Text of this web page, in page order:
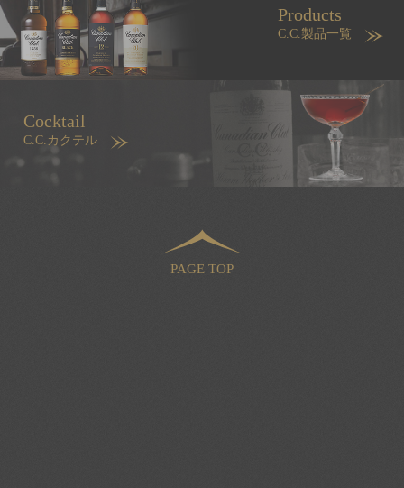
Products
C.C.製品一覧
Cocktail
C.C. カクテル
PAGE TOP